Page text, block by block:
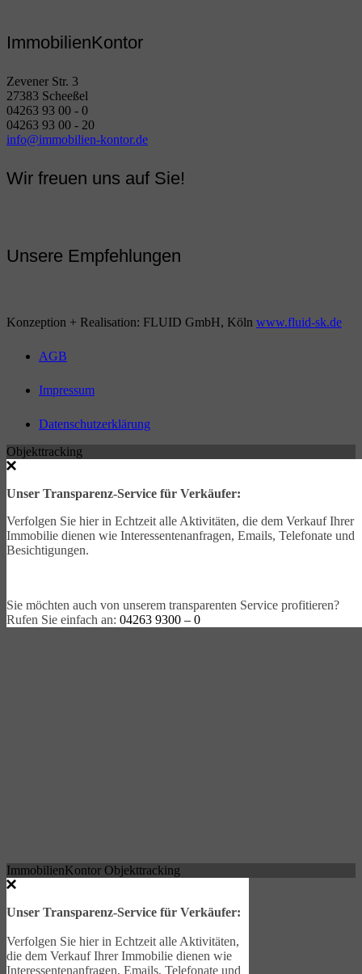
ImmobilienKontor
Zevener Str. 3
27383 Scheeßel
04263 93 00 - 0
04263 93 00 - 20
info@immobilien-kontor.de
Wir freuen uns auf Sie!
Unsere Empfehlungen
Konzeption + Realisation: FLUID GmbH, Köln www.fluid-sk.de
AGB
Impressum
Datenschutzerklärung
Objekttracking
Unser Transparenz-Service für Verkäufer:
Verfolgen Sie hier in Echtzeit alle Aktivitäten, die dem Verkauf Ihrer
Immobilie dienen wie Interessentenanfragen, Emails, Telefonate und
Besichtigungen.
Sie möchten auch von unserem transparenten Service profitieren?
Rufen Sie einfach an: 04263 9300 – 0
ImmobilienKontor Objekttracking
Unser Transparenz-Service für Verkäufer:
Verfolgen Sie hier in Echtzeit alle Aktivitäten,
die dem Verkauf Ihrer Immobilie dienen wie
Interessentenanfragen, Emails, Telefonate und